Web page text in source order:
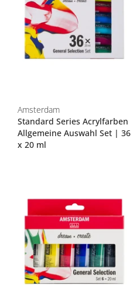
Amsterdam
Standard Series Acrylfarben
Allgemeine Auswahl Set | 36
x 20 ml